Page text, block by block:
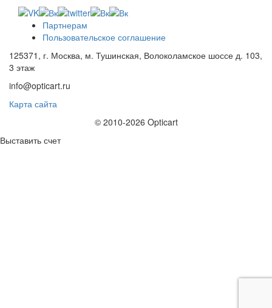
Партнерам
Пользовательское соглашение
125371, г. Москва, м. Тушинская, Волоколамское шоссе д. 103,
3 этаж
info@opticart.ru
Карта сайта
© 2010-2026 Opticart
Выставить счет